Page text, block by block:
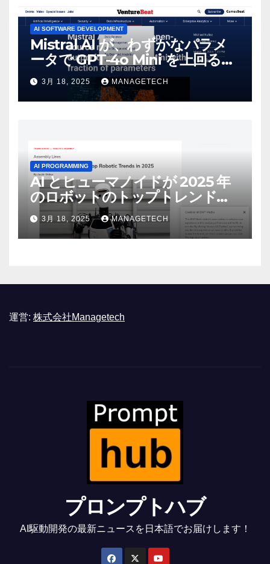
AI SOFTWARE DEVELOPMENT
Mistral AI が、わずかなパラメ
ータで GPT-4o Mini を上回る新
しいオープンソース モデルをリ
リース | VentureBeat
3月 18, 2025 MANAGETECH
AI PROGRAMMING
AI とヒューマノイドが 2025 年
のロボットのトップトレンドに |
ASSEMBLY
3月 18, 2025 MANAGETECH
運営: 株式会社Managetech
プロンプトハブ
AI駆動開発の最新ニュースを日本語でお届けします！